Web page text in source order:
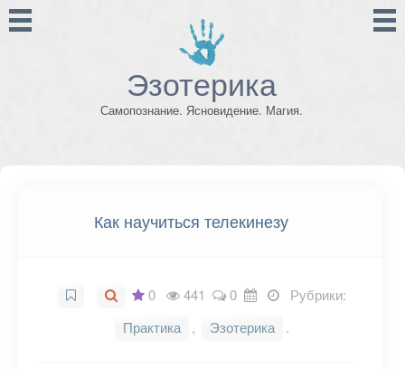
Эзотерика
Самопознание. Ясновидение. Магия.
Как научиться телекинезу
0 441 0
Рубрики:
Практика
, Эзотерика .